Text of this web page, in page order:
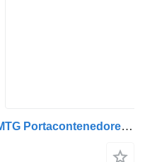
DAF CF 340 4X2 Meiller AK12MTG Portacontenedores Cambio Automático E